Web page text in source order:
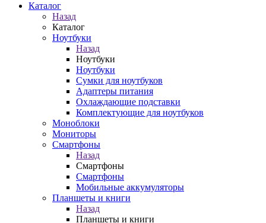
Каталог
Назад
Каталог
Ноутбуки
Назад
Ноутбуки
Ноутбуки
Сумки для ноутбуков
Адаптеры питания
Охлаждающие подставки
Комплектующие для ноутбуков
Моноблоки
Мониторы
Смартфоны
Назад
Смартфоны
Смартфоны
Мобильные аккумуляторы
Планшеты и книги
Назад
Планшеты и книги